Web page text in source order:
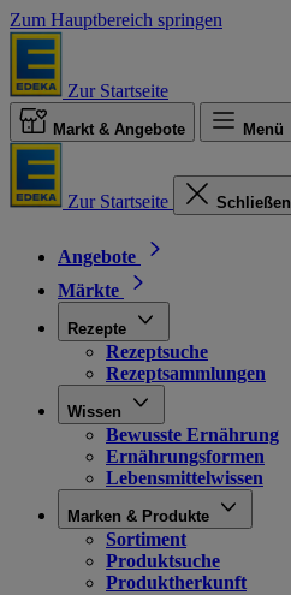
Zum Hauptbereich springen
Zur Startseite
Markt & Angebote Menü
Zur Startseite Schließen
Angebote
Märkte
Rezepte
Rezeptsuche
Rezeptsammlungen
Wissen
Bewusste Ernährung
Ernährungsformen
Lebensmittelwissen
Marken & Produkte
Sortiment
Produktsuche
Produktherkunft